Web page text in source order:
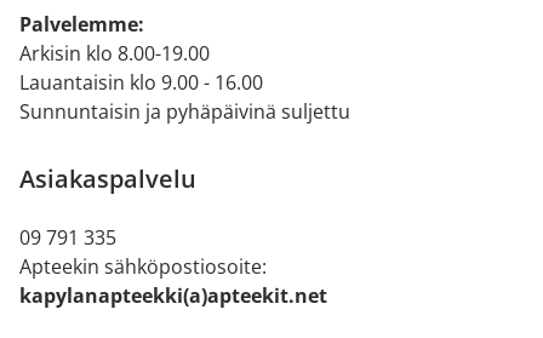
Palvelemme:
Arkisin klo 8.00-19.00
Lauantaisin klo 9.00 - 16.00
Sunnuntaisin ja pyhäpäivinä suljettu
Asiakaspalvelu
09 791 335
Apteekin sähköpostiosoite:
kapylanapteekki(a)apteekit.net